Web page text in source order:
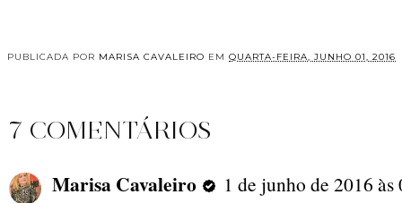
PUBLICADA POR MARISA CAVALEIRO EM QUARTA-FEIRA, JUNHO 01, 2016
7 COMENTÁRIOS
Marisa Cavaleiro
1 de junho de 2016 às